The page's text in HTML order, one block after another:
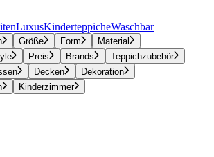
LuxusKinderteppicheWaschbar
Größe Form
Material
Preis Brands Teppichzubehör
Decken
Dekoration
Kinderzimmer